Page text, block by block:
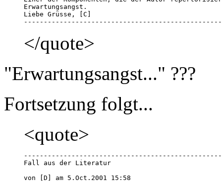
Erwartungsangst.
Liebe Grüsse, [C]
</quote>
"Erwartungsangst..." ???
Fortsetzung folgt...
<quote>
Fall aus der Literatur
von [D] am 5.Oct.2001 15:58